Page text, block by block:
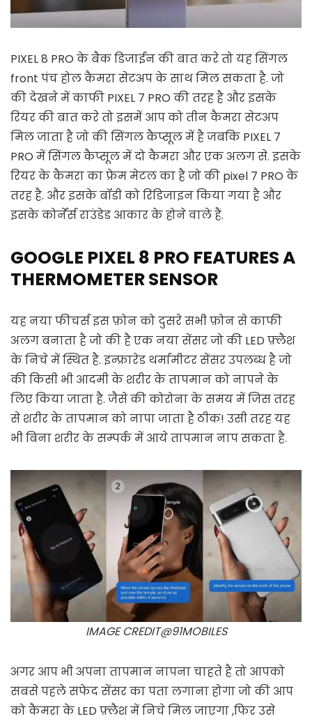
PIXEL 8 PRO के बैक डिजाईन की बात करे तो यह सिंगल
front पंच होल कैमरा सेटअप के साथ मिल सकता है. जो
की देखने में काफी PIXEL 7 PRO की तरह है और इसके
रियर की बात करे तो इसमें आप को तीन कैमरा सेटअप
मिल जाता है जो की सिंगल कैप्सूल में है जबकि PIXEL 7
PRO में सिंगल कैप्सूल में दो कैमरा और एक अलग से. इसके
रियर के कैमरा का फ्रेम मेटल का है जो की pixel 7 PRO के
तरह है. और इसके बॉडी को रिडिजाइन किया गया है और
इसके कोर्नेर्स राउंडेड आकार के होने वाले हैं.
GOOGLE PIXEL 8 PRO FEATURES A
THERMOMETER SENSOR
यह नया फीचर्स इस फ़ोन को दुसरे सभी फ़ोन से काफी
अलग बनाता है जो की है एक नया सेंसर जो की LED फ़्लैश
के निचे में स्थित है. इन्फ्रारेड थर्मामीटर सेंसर उपलब्ध है जो
की किसी भी आदमी के शरीर के तापमान को नापने के
लिए किया जाता है. जैसे की कोरोना के समय में जिस तरह
से शरीर के तापमान को नापा जाता है ठीक! उसी तरह यह
भी बिना शरीर के सम्पर्क में आये तापमान नाप सकता है.
IMAGE CREDIT@91MOBILES
अगर आप भी अपना तापमान नापना चाहते है तो आपको
सबसे पहले सफेद सेंसर का पता लगाना होगा जो की आप
को कैमरा के LED फ़्लैश में निचे मिल जाएगा ,फिर उसे